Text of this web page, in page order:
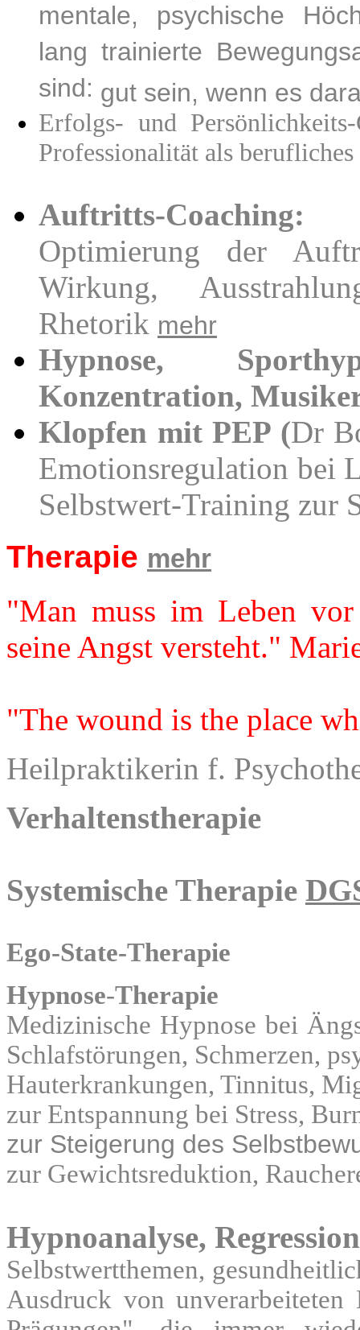
mentale, psychische
lang trainierte
sind: gut sein, wenn es
Erfolgs- und
Professionalität als
Auftritts-Coaching:
Optimierung der
Wirkung,
Rhetorik mehr
Hypnose,
Konzentration,
Klopfen mit PEP (Dr
Emotionsregulation bei
Selbstwert-Training zur
Therapie mehr
"Man muss im Leben
seine Angst versteht."
"The wound is the place
Heilpraktikerin f.
Verhaltenstherapie
Systemische Therapie
Ego-State-Therapie
Hypnose-Therapie
Medizinische Hypnose bei
Schlafstörungen, Schmerzen,
Hauterkrankungen, Tinnitus,
zur Entspannung bei Stress,
zur Steigerung des
zur Gewichtsreduktion,
Hypnoanalyse,
Selbstwertthemen,
Ausdruck von